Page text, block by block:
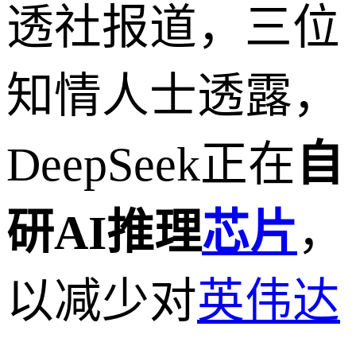
透社报道，三位
知情人士透露，
DeepSeek正在 自
研AI推理芯片，
以减少对英伟达